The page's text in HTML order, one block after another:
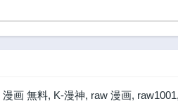
漫画 無料, K-漫神, raw 漫画, raw1001,